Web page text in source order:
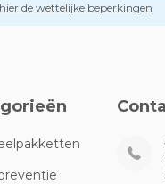
hier de wettelijke beperkingen